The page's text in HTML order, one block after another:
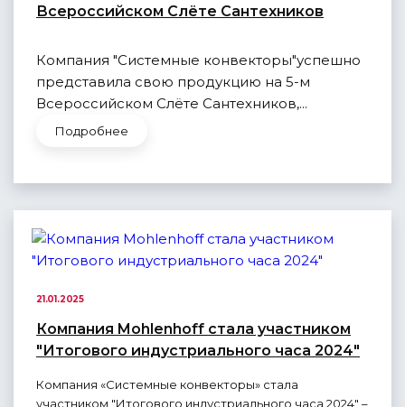
Всероссийском Слёте Сантехников
Компания "Системные конвекторы"успешно
представила свою продукцию на 5-м
Всероссийском Слёте Сантехников,...
Подробнее
21.01.2025
Компания Mohlenhoff стала участником
"Итогового индустриального часа 2024"
Компания «Системные конвекторы» стала
участником "Итогового индустриального часа 2024" –